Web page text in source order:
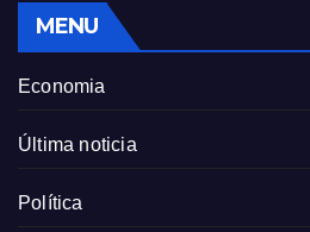
MENU
Economia
Última noticia
Política